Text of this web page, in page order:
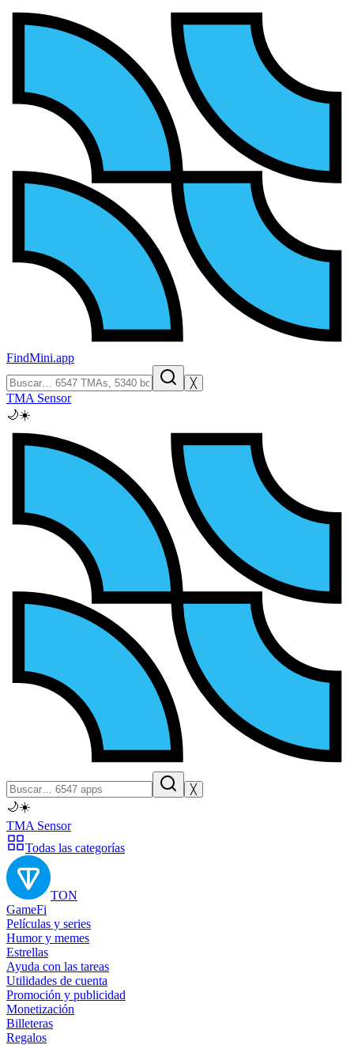
FindMini.app
╳
TMA Sensor
🌙☀️
╳
🌙☀️
TMA Sensor
Todas las categorías
TON
GameFi
Películas y series
Humor y memes
Estrellas
Ayuda con las tareas
Utilidades de cuenta
Promoción y publicidad
Monetización
Billeteras
Regalos